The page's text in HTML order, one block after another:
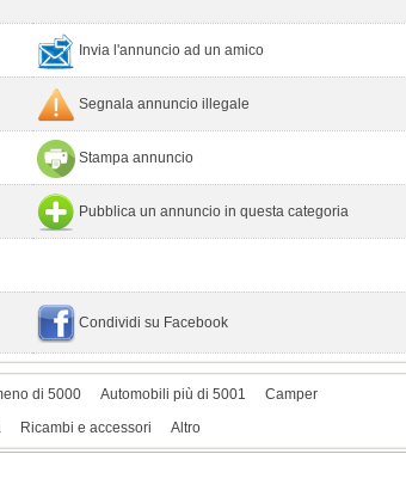
Invia l'annuncio ad un amico
Segnala annuncio illegale
Stampa annuncio
Pubblica un annuncio in questa categoria
Condividi su Facebook
di 5000 Automobili più di 5001
Camper
Ricambi e accessori Altro